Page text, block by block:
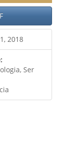
2018
Ser